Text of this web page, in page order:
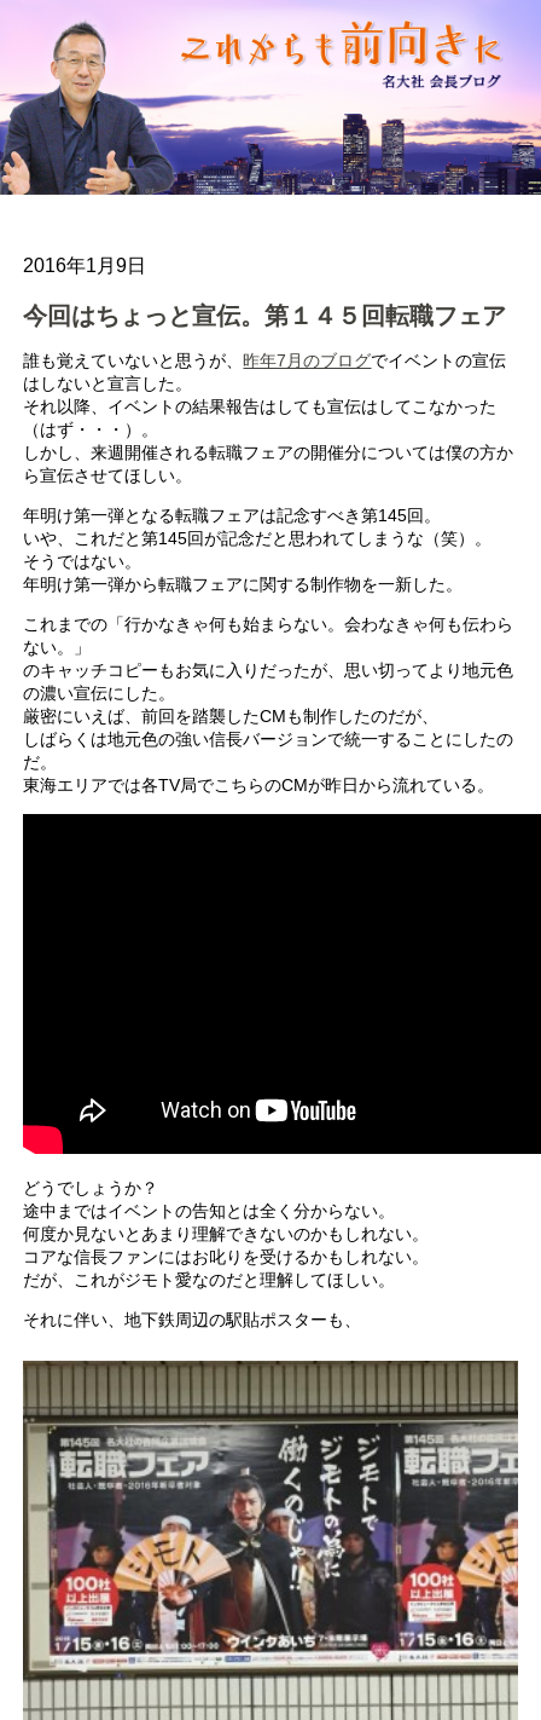
2016年1月9日
今回はちょっと宣伝。第１４５回転職フェア
誰も覚えていないと思うが、昨年7月のブログでイベントの宣伝
はしないと宣言した。
それ以降、イベントの結果報告はしても宣伝はしてこなかった
（はず・・・）。
しかし、来週開催される転職フェアの開催分については僕の方か
ら宣伝させてほしい。
年明け第一弾となる転職フェアは記念すべき第145回。
いや、これだと第145回が記念だと思われてしまうな（笑）。
そうではない。
年明け第一弾から転職フェアに関する制作物を一新した。
これまでの「行かなきゃ何も始まらない。会わなきゃ何も伝わら
ない。」
のキャッチコピーもお気に入りだったが、思い切ってより地元色
の濃い宣伝にした。
厳密にいえば、前回を踏襲したCMも制作したのだが、
しばらくは地元色の強い信長バージョンで統一することにしたの
だ。
東海エリアでは各TV局でこちらのCMが昨日から流れている。
どうでしょうか？
途中まではイベントの告知とは全く分からない。
何度か見ないとあまり理解できないのかもしれない。
コアな信長ファンにはお叱りを受けるかもしれない。
だが、これがジモト愛なのだと理解してほしい。
それに伴い、地下鉄周辺の駅貼ポスターも、